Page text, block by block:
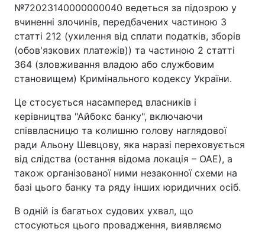
№72023140000000040 ведеться за підозрою у
вчиненні злочинів, передбачених частиною 3
статті 212 (ухилення від сплати податків, зборів
(обов'язкових платежів)) та частиною 2 статті
364 (зловживання владою або службовим
становищем) Кримінального кодексу України.
Це стосується насамперед власників і
керівництва "Айбокс банку", включаючи
співвласницю та колишню голову наглядової
ради Альону Шевцову, яка наразі переховується
від слідства (остання відома локація – ОАЕ), а
також організованої ними незаконної схеми на
базі цього банку та ряду інших юридичних осіб.
В одній із багатьох судових ухвал, що
стосуються цього провадження, виявляємо